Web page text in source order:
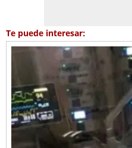
Te puede interesar: